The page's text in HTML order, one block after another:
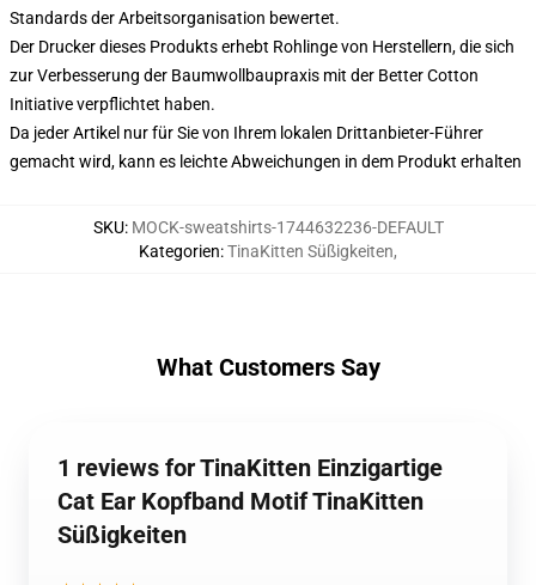
Standards der Arbeitsorganisation bewertet.
Der Drucker dieses Produkts erhebt Rohlinge von Herstellern, die sich
zur Verbesserung der Baumwollbaupraxis mit der Better Cotton
Initiative verpflichtet haben.
Da jeder Artikel nur für Sie von Ihrem lokalen Drittanbieter-Führer
gemacht wird, kann es leichte Abweichungen in dem Produkt erhalten
SKU: MOCK-sweatshirts-1744632236-DEFAULT
Kategorien:TinaKitten Süßigkeiten,
What Customers Say
1 reviews for TinaKitten Einzigartige
Cat Ear Kopfband Motif TinaKitten
Süßigkeiten